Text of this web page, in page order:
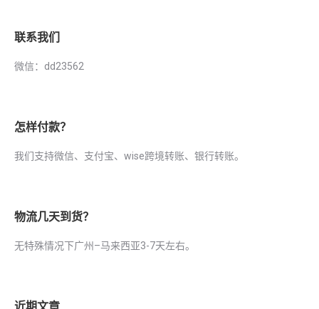
联系我们
微信：dd23562
怎样付款？
我们支持微信、支付宝、wise跨境转账、银行转账。
物流几天到货？
无特殊情况下广州–马来西亚3-7天左右。